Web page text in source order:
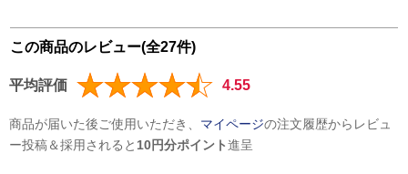
この商品のレビュー(全27件)
平均評価 4.55
商品が届いた後ご使用いただき、 マイページの注文履歴からレビュ
ー投稿＆採用されると 10円分ポイント進呈